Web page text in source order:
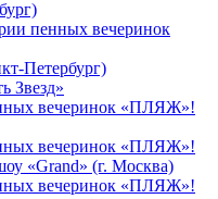
пенных вечеринок
Петербург)
Звезд»
вечеринок «ПЛЯЖ»!
вечеринок «ПЛЯЖ»!
«Grand» (г. Москва)
вечеринок «ПЛЯЖ»!